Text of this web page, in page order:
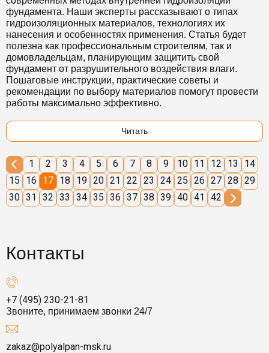
фундамента. Наши эксперты рассказывают о типах
гидроизоляционных материалов, технологиях их
нанесения и особенностях применения. Статья будет
полезна как профессиональным строителям, так и
домовладельцам, планирующим защитить свой
фундамент от разрушительного воздействия влаги.
Пошаговые инструкции, практические советы и
рекомендации по выбору материалов помогут провести
работы максимально эффективно.
Читать
1 2 3 4 5 6 7 8 9 10 11 12 13
14
15
16 17 18 19 20 21 22 23 24 25 26 27 28 29
30 31 32 33 34 35 36 37 38 39 40 41 42
Контакты
+7 (495) 230-21-81
Звоните, принимаем звонки 24/7
zakaz@polyalpan-msk.ru